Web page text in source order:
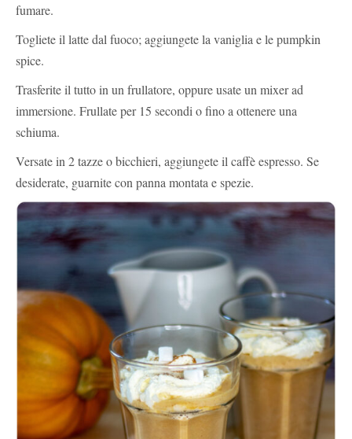
fumare.
Togliete il latte dal fuoco; aggiungete la vaniglia e le pumpkin
spice.
Trasferite il tutto in un frullatore, oppure usate un mixer ad
immersione. Frullate per 15 secondi o fino a ottenere una
schiuma.
Versate in 2 tazze o bicchieri, aggiungete il caffè espresso. Se
desiderate, guarnite con panna montata e spezie.